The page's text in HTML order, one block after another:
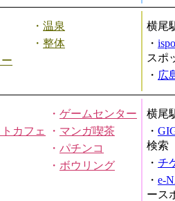
・ 温泉
・ 整体
横尾
・
スポ
・ 広
・ ゲームセンター
カフェ ・ マンガ喫茶
・ パチンコ
・ ボウリング
横尾
・
検索
・ チ
・ e-
ース